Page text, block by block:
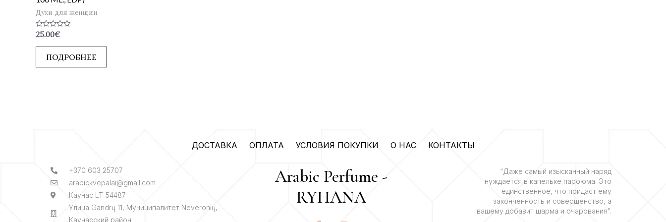
Духи для женщин
Оценка
из
25.00€
ПОДРОБНЕЕ
ДОСТАВКА ОПЛАТА УСЛОВИЯ ПОКУПКИ О НАС КОНТАКТЫ
+370 603 25707
arabickvepalai@gmail.com
Каунас LT-54487
Улица Gandrų 11, Муниципалитет Neveronių,
Каунасский район
Arabic Perfume -
RYHANA
“Даже самый изысканный наряд
нуждается в капельке парфюма. Это
единственное, что придаст ему
законченность и совершенство, а
вашему добавит шарма и очарования”.